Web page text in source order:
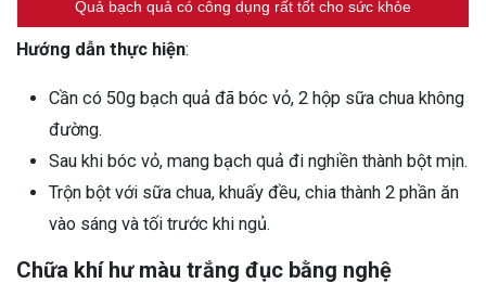
Quả bạch quả có công dụng rất tốt cho sức khỏe
Hướng dẫn thực hiện:
Cần có 50g bạch quả đã bóc vỏ, 2 hộp sữa chua không
đường.
Sau khi bóc vỏ, mang bạch quả đi nghiền thành bột mịn.
Trộn bột với sữa chua, khuấy đều, chia thành 2 phần ăn
vào sáng và tối trước khi ngủ.
Chữa khí hư màu trắng đục bằng nghệ